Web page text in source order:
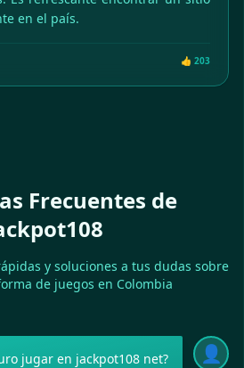
en el país.
👍 203
Frecuentes de
y soluciones a tus dudas sobre
de juegos en Colombia
jugar en jackpot108 net? 👤